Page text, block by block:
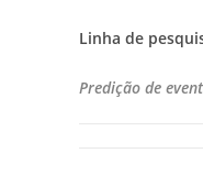
Linha de
Predição de